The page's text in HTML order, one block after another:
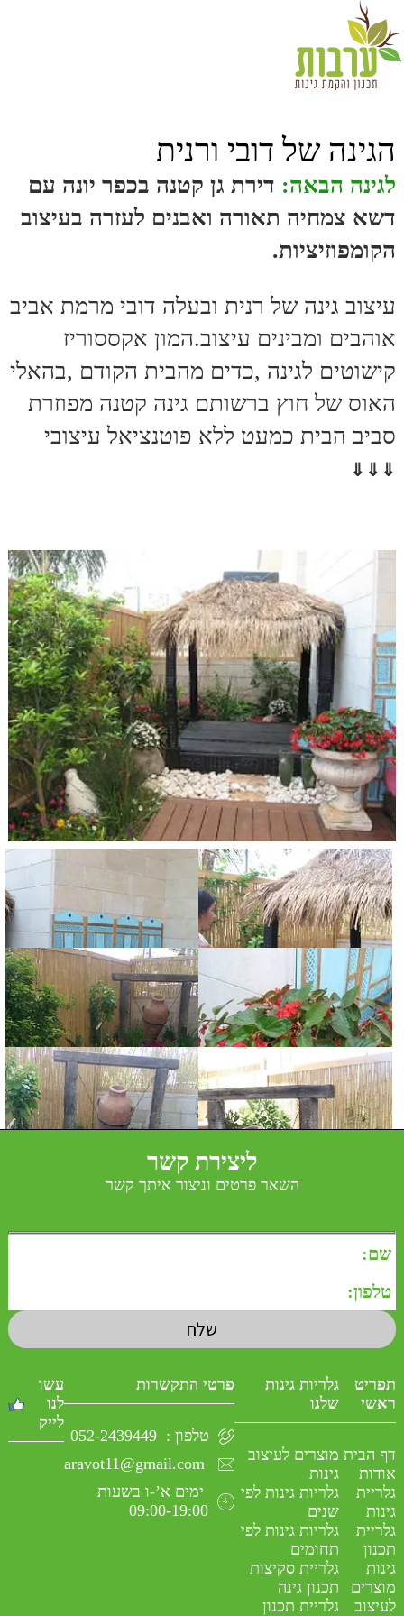
הגינה של דובי ורנית
לגינה הבאה: דירת גן קטנה בכפר יונה עם
דשא צמחיה תאורה ואבנים לעזרה בעיצוב
הקומפוזיציות.
עיצוב גינה של רנית ובעלה דובי מרמת אביב
אוהבים ומבינים עיצוב.המון אקססוריז
קישוטים לגינה ,כדים מהבית הקודם ,בהאלי
האוס של חוץ ברשותם גינה קטנה מפוזרת
סביב הבית כמעט ללא פוטנציאל עיצובי
⇓⇓⇓
ליצירת קשר
השאר פרטים וניצור איתך קשר
תפריט
ראשי
דף הבית
אודות
גלריית
גינות
גלריית
תכנון
גינות
מוצרים
לעיצוב
גלריות גינות
שלנו
מוצרים לעיצוב
גינות
גלריות גינות לפי
שנים
גלריות גינות לפי
תחומים
גלריית סקיצות
תכנון גינה
גלריית תכנון
פרטי התקשרות
טלפון :052-2439449
aravot11@gmail.com
ימים א’-ו בשעות
09:00-19:00
עשו
לנו
לייק